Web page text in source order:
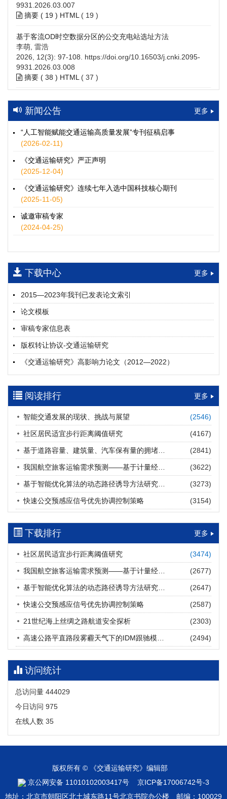
9931.2026.03.007
摘要 ( 19 ) HTML ( 19 )
基于客流OD时空数据分区的公交充电站选址方法
李萌, 雷浩
2026, 12(3): 97-108. https://doi.org/10.16503/j.cnki.2095-
9931.2026.03.008
摘要 ( 38 ) HTML ( 37 )
高速公路充电设施技术规划综述：场景需求、技术路线与配置
策略
2026, 12(3): 109-124.https://doi.org/10.16503/j.cnki.2095-
9931.2026.03.009
摘要 (
HTML
水运港-船多能源融合技术及集成应用——以宁波舟山港穿山港
童亮, 袁裕鹏, 袁成清, 唐道贵, 钟晓晖, 严新平
2026, 12(3): 125-136.
9931.2026.03.010
摘要 (28 ) HTML
师瑞峰, 程龙飞, 张凌志, 王亚彬, 刘状壮
2026, 12(3): 137-150.https://doi.org/10.16503/j.cnki.2095-
9931.2026.03.011
摘要 (12) HTML(11)
基于TimeXer模型的高速公路服务区充电负荷预测
孙偲赫, 宋国华, 朱子俊, 范鹏飞, 石莹
2026, 12(3): 151-162.
9931.2026.03.012
摘要 (19) HTML(19)
多层能源供给网络下高速公路系统韧性提升方法
郝泉霖, 兰富安, 赖波, 陈立栋, 宋志英, 郑帅
2026, 12(3): 163-175.https://doi.org/10.16503/j.cnki.2095-
9931.2026.03.013
摘要 (14) HTML(12)
道路建养运通用碳核算方法及应用
王元庆, 王皎, 刘圆圆, 于谦, 刘聂旸子, 杨诗雨
2026, 12(3): 176-189.https://doi.org/10.16503/j.cnki.2095-
9931.2026.03.014
摘要 (11) HTML(11)
西部陆海新通道氢走廊建设对交通运输领域低碳转型的推动作
用
罗文格, 黄承锋, 关海长
2026, 12(3): 190-201.https://doi.org/10.16503/j.cnki.2095-
9931.2026.03.015
摘要 (21) HTML(20)
交能融合背景下零碳货运走廊利益主体的策略演化与影响因素
张海涛, 姚琛, 唐治豪, 谢明辉, 王元庆
2026, 12(3): 202-216.https://doi.org/10.16503/j.cnki.2095-
9931.2026.03.016
摘要 (19) HTML(17)
新闻公告 更多
“人工智能赋能交通运输高质量发展”专刊征稿启事
(2026-02-11)
《交通运输研究》严正声明
(2025-12-04)
《交通运输研究》连续七年入选中国科技核心期刊
(2025-11-05)
诚邀审稿专家
(2024-04-25)
下载中心 更多
2015—2023年我刊已发表论文索引
论文模板
审稿专家信息表
版权转让协议-交通运输研究
《交通运输研究》高影响力论文（2012—2022）
中英文摘要撰写规范及样例
阅读排行 更多
智能交通发展的现状、挑战与展望 (2546)
社区居民适宜步行距离阈值研究 (4167)
(2841)
(3622)
(3273)
快速公交预感应信号优先协调控制策略 (3154)
下载排行 更多
社区居民适宜步行距离阈值研究 (3474)
(2677)
(2647)
快速公交预感应信号优先协调控制策略 (2587)
21世纪海上丝绸之路航道安全探析 (2303)
(2494)
访问统计
总访问量 444029
今日访问 975
在线人数 35
版权所有 © 《交通运输研究》编辑部
京公网安备 11010102003417号
京ICP备17006742号-3
地址：北京市朝阳区北土城东路11号北京书院办公楼 邮编：100029